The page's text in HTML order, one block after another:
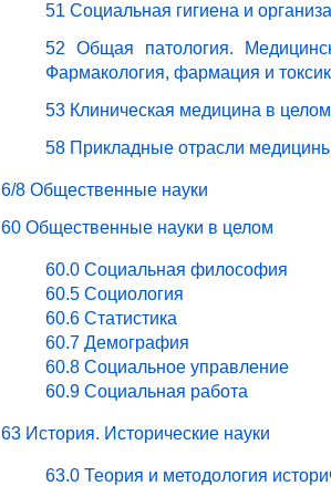
51 Социальная гигиена и
52 Общая патология.
Фармакология, фармация и
53 Клиническая медицина в целом
58 Прикладные отрасли
6/8 Общественные науки
60 Общественные науки в целом
60.0 Социальная философия
60.5 Социология
60.6 Статистика
60.7 Демография
60.8 Социальное управление
60.9 Социальная работа
63 История. Исторические науки
63.0 Теория и методология